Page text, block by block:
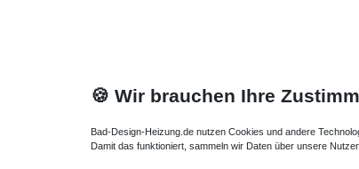
🍪 Wir brauchen Ihre
Bad-Design-Heizung.de nutzen Cookies und andere
Damit das funktioniert, sammeln wir Daten über unsere